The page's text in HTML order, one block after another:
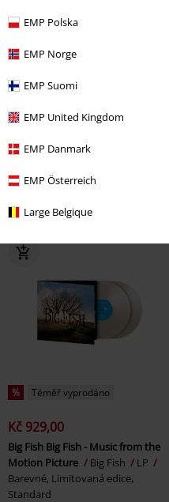
EMP Polska
EMP Norge
EMP Suomi
EMP United Kingdom
EMP Danmark
EMP Österreich
Large Belgique
Téměř vyprodáno
Kč 519,00
Heavier Trip - Road to Wacken
Blu-Ray
Standard
% Téměř vyprodáno
Kč 929,00
Big Fish Big Fish - Music from the
Motion Picture
Big Fish
LP
Barevné, Limitovaná edice,
Standard